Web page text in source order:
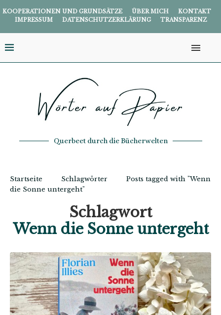
KOOPERATIONEN UND GRUNDSÄTZE ÜBER MICH
KONTAKT
IMPRESSUM
DATENSCHUTZERKLÄRUNG TRANSPARENZ
Querbeet durch die Bücherwelten
Startseite Schlagwörter
Posts tagged with "Wenn
die Sonne untergeht"
Schlagwort
Wenn die Sonne untergeht